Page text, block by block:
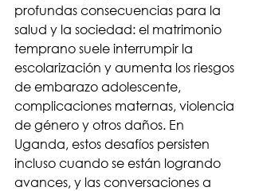
profundas consecuencias para la
salud y la sociedad: el matrimonio
temprano suele interrumpir la
escolarización y aumenta los riesgos
de embarazo adolescente,
complicaciones maternas, violencia
de género y otros daños. En
Uganda, estos desafíos persisten
incluso cuando se están logrando
avances, y las conversaciones a